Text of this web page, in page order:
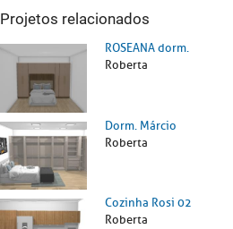
Projetos relacionados
ROSEANA dorm.
Roberta
Dorm. Márcio
Roberta
Cozinha Rosi 02
Roberta